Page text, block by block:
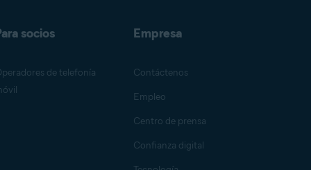
socios
de telefonía
Empresa
Contáctenos
Empleo
Centro de prensa
Confianza digital